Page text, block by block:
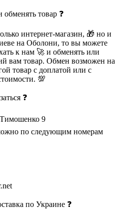
товар ❓
интернет-магазин, 🎁 но и
на Оболони, то вы можете
к нам 🚀 и обменять или
вам товар. Обмен возможен на
товар с доплатой или с
💯
❓
9
по следующим номерам
79-39
по Украине ❓